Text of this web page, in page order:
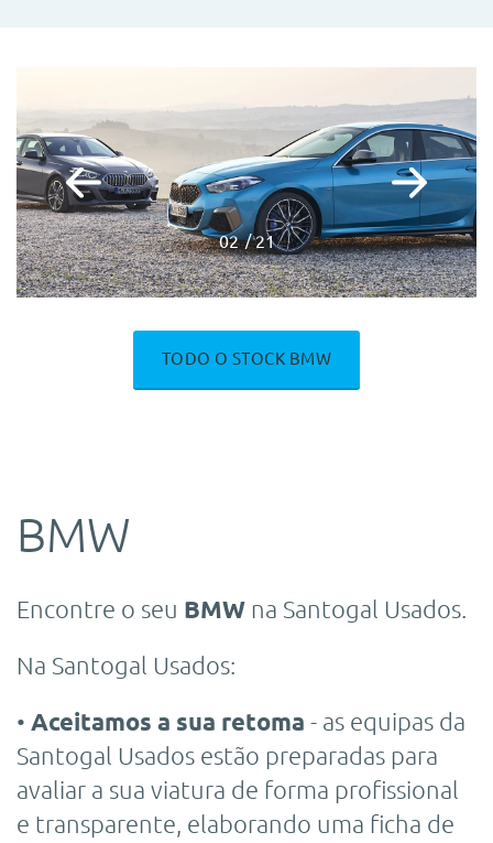
03 21
TODO O STOCK BMW
BMW
Encontre o seu BMW na Santogal Usados.
Na Santogal Usados:
• Aceitamos a sua retoma - as equipas da
Santogal Usados estão preparadas para
avaliar a sua viatura de forma profissional
e transparente, elaborando uma ficha de